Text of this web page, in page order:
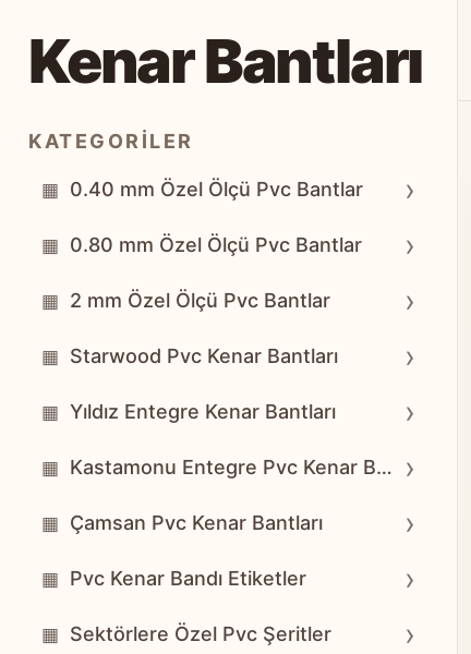
Kenar Bantları
KATEGORILER
▦ 0.40 mm Özel Ölçü Pvc Bantlar ›
▦ 0.80 mm Özel Ölçü Pvc Bantlar ›
▦ 2 mm Özel Ölçü Pvc Bantlar ›
▦ Starwood Pvc Kenar Bantları ›
▦ Yıldız Entegre Kenar Bantları ›
▦ Kastamonu Entegre Pvc Kenar Bantları ›
▦ Çamsan Pvc Kenar Bantları ›
▦ Pvc Kenar Bandı Etiketler ›
▦ Sektörlere Özel Pvc Şeritler ›